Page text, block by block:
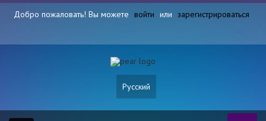
Добро пожаловать! Вы можете войти или зарегистрироваться
Русский